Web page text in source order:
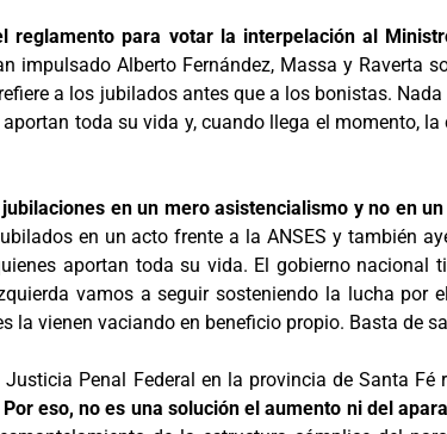
reglamento para votar la interpelación al
impulsado Alberto Fernández, Massa y Raverta
a los jubilados antes que a los bonistas.
toda su vida y, cuando llega el momento,
en un mero asistencialismo y no en
en un acto frente a la ANSES y también
aportan toda su vida. El gobierno nacional
vamos a seguir sosteniendo la lucha por
vienen vaciando en beneficio propio. Basta de
Penal Federal en la provincia de Santa Fé
eso, no es una solución el aumento ni del